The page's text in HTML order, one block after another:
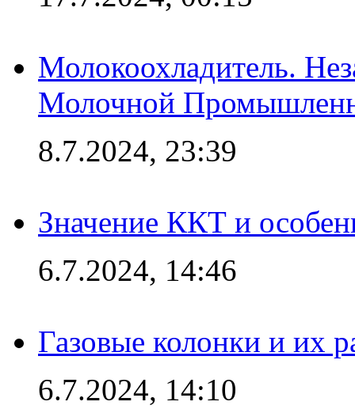
Молокоохладитель.
Молочной
8.7.2024, 23:39
Значение ККТ и
6.7.2024, 14:46
Газовые колонки и их
6.7.2024, 14:10